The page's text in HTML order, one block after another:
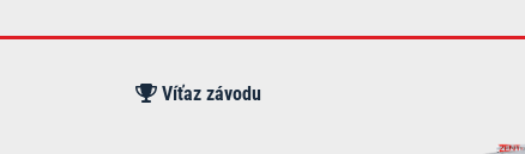
Víťaz závodu